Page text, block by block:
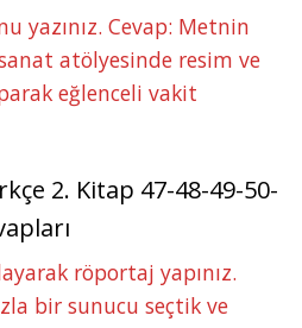
yazınız. Cevap: Metnin
atölyesinde resim ve
eğlenceli vakit
2. Kitap 47-48-49-50-
röportaj yapınız.
bir sunucu seçtik ve